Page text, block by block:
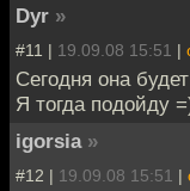
Dyr »
#11 | 19.09.08 15:51 |
Сегодня она
Я тогда подойду
igorsia »
#12 | 19.09.08 15:51 |